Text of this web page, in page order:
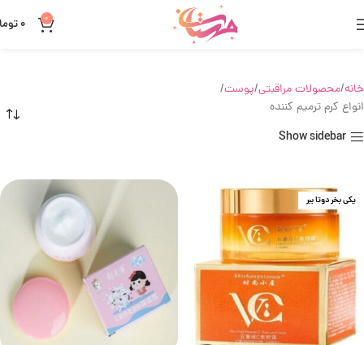
0
0
خانه محصولات مراقبتی پوست
انواع کرم ترمیم کننده
Show sidebar
یکی بخر دوتا ببر